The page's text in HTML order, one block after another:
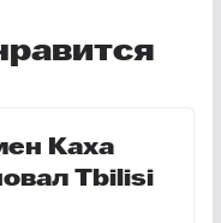
Каха
Tbilisi